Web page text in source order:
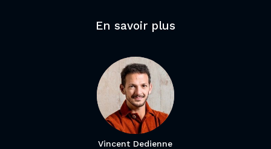
En savoir plus
Vincent Dedienne